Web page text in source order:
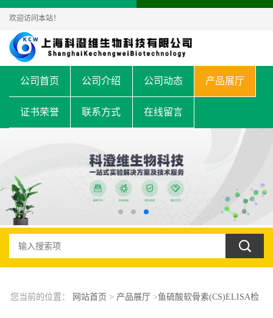
欢迎访问本站！
公司首页 公司介绍 公司动态 产品展厅
证书荣誉 联系方式 在线留言
您当前的位置： 网站首页 > 产品展厅>鱼硫酸软骨素(CS)ELISA检